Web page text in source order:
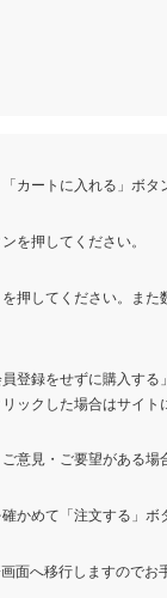
カートに入れる」ボタ
を押してください。
押してください。ま
登録をせずに購入す
ックした場合はサイ
意見・ご要望がある場
かめて「注文する」
面へ移行しますのでお